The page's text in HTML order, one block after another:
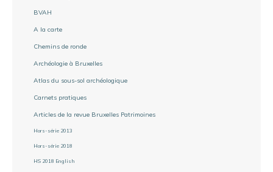
BVAH
A la carte
Chemins de ronde
Archéologie à Bruxelles
Atlas du sous-sol archéologique
Carnets pratiques
Articles de la revue Bruxelles Patrimoines
Hors-série 2013
Hors-série 2018
HS 2018 English